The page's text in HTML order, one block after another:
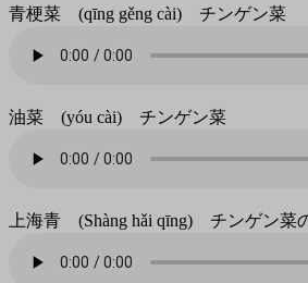
青梗菜 (qīng gěng cài) チンゲン菜
油菜 (yóu cài) チンゲン菜
上海青 (Shàng hǎi qīng) チンゲン菜